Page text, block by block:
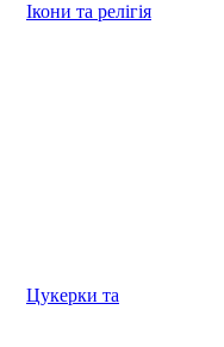
Ікони та релігія
Цукерки та